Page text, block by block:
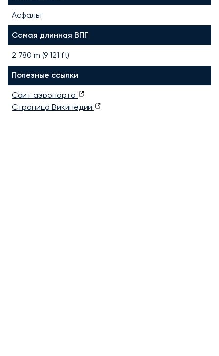
Асфальт
Самая длинная ВПП
2 780 m (9 121 ft)
Полезные ссылки
Сайт аэропорта
Страница Википедии